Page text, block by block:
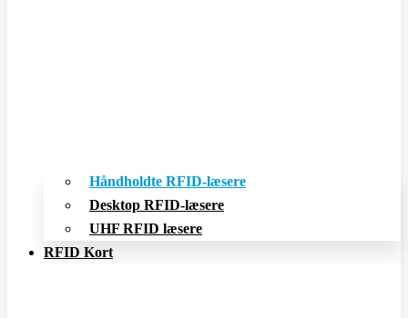
Håndholdte RFID-læsere
Desktop RFID-læsere
UHF RFID læsere
RFID Kort